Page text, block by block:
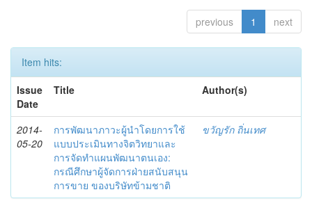
previous 1 next
Item hits:
Issue
Date
Title Author(s)
2014-
05-20
การพัฒนาภาวะผู้นำโดยการใช้
แบบประเมินทางจิตวิทยาและ
การจัดทำแผนพัฒนาตนเอง:
กรณีศึกษาผู้จัดการฝ่ายสนับสนุน
การขาย ของบริษัทข้ามชาติ
ขวัญรัก ถิ่นเทศ